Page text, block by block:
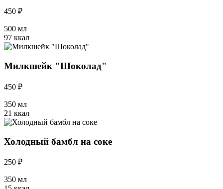
450 ₽
500 мл
97 ккал
Милкшейк "Шоколад"
450 ₽
350 мл
21 ккал
Холодный бамбл на соке
250 ₽
350 мл